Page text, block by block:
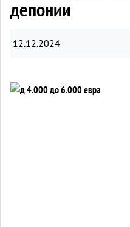
депонии
12.12.2024